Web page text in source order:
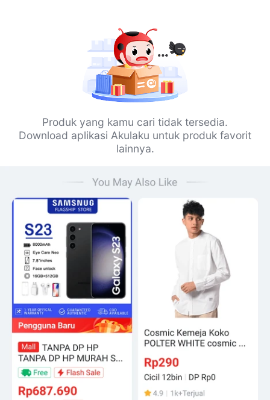
Produk yang kamu cari tidak tersedia.
Download aplikasi Akulaku untuk produk favorit
lainnya.